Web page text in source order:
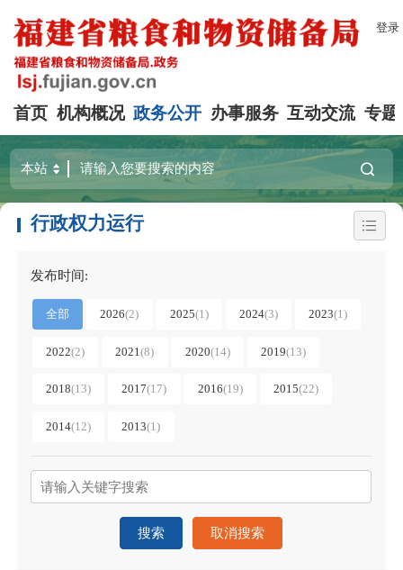
登录
首页 机构概况 政务公开 办事服务 互动交流 专题
行政权力运行
发布时间:
全部 2026(2) 2025(1) 2024(3) 2023(1)
2022(2) 2021(8) 2020(14) 2019(13)
2018(13) 2017(17) 2016(19) 2015(22)
2014(12) 2013(1)
搜索 取消搜索